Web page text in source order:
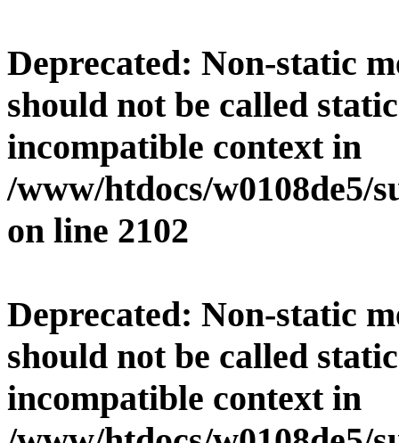
Deprecated: Non-static
should not be called
incompatible context in
/www/htdocs/w0108de5/
on line 2102
Deprecated: Non-static
should not be called
incompatible context in